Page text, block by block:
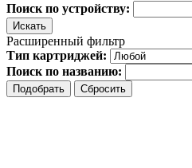
Поиск по устройству:
Расширенный фильтр
Тип картриджей:
Поиск по названию: